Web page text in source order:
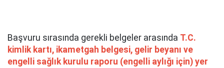
Başvuru sırasında gerekli belgeler arasında T.C.
kimlik kartı, ikametgah belgesi, gelir beyanı ve
engelli sağlık kurulu raporu (engelli aylığı için) yer